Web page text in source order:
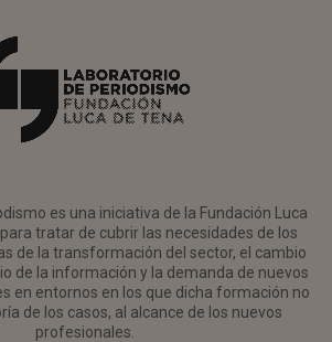
es una iniciativa de la Fundación Luca
tratar de cubrir las necesidades de los
de la transformación del sector, el cambio
de la información y la demanda de nuevos
en entornos en los que dicha formación no
de los casos, al alcance de los nuevos
profesionales.